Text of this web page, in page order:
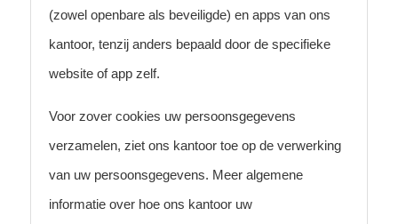
(zowel openbare als beveiligde) en apps van ons
kantoor, tenzij anders bepaald door de specifieke
website of app zelf.
Voor zover cookies uw persoonsgegevens
verzamelen, ziet ons kantoor toe op de verwerking
van uw persoonsgegevens. Meer algemene
informatie over hoe ons kantoor uw